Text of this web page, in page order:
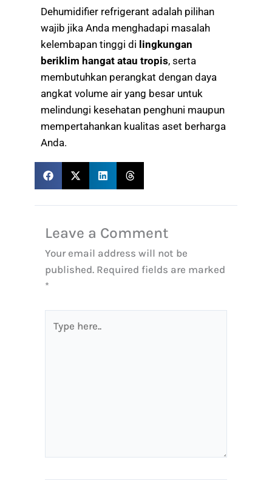
Dehumidifier refrigerant adalah pilihan
wajib jika Anda menghadapi masalah
kelembapan tinggi di lingkungan
beriklim hangat atau tropis, serta
membutuhkan perangkat dengan daya
angkat volume air yang besar untuk
melindungi kesehatan penghuni maupun
mempertahankan kualitas aset berharga
Anda.
Leave a Comment
Your email address will not be
published. Required fields are marked
*
here..